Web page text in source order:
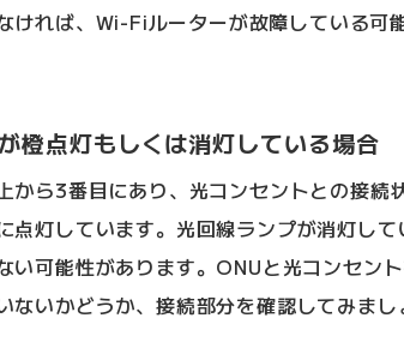
ければ、Wi-Fiルーターが故障している可
橙点灯もしくは消灯している場合
から3番目にあり、光コンセントとの接続
点灯しています。光回線ランプが消灯し
い可能性があります。ONUと光コンセン
ないかどうか、接続部分を確認してみまし